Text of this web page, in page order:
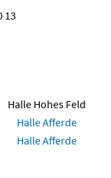
13
Halle Hohes Feld
Halle Afferde
Halle Afferde